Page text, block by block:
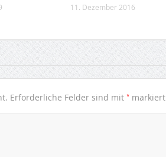
11. Dezember 2016
Erforderliche Felder sind mit * markiert